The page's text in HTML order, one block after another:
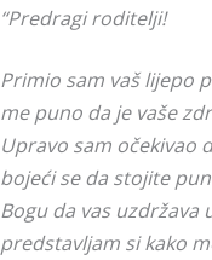
“Predragi roditelji!
Primio sam vaš lijepo
me puno da je vaše
Upravo sam očekivao
bojeći se da stojite
Bogu da vas uzdržava
predstavljam si kako